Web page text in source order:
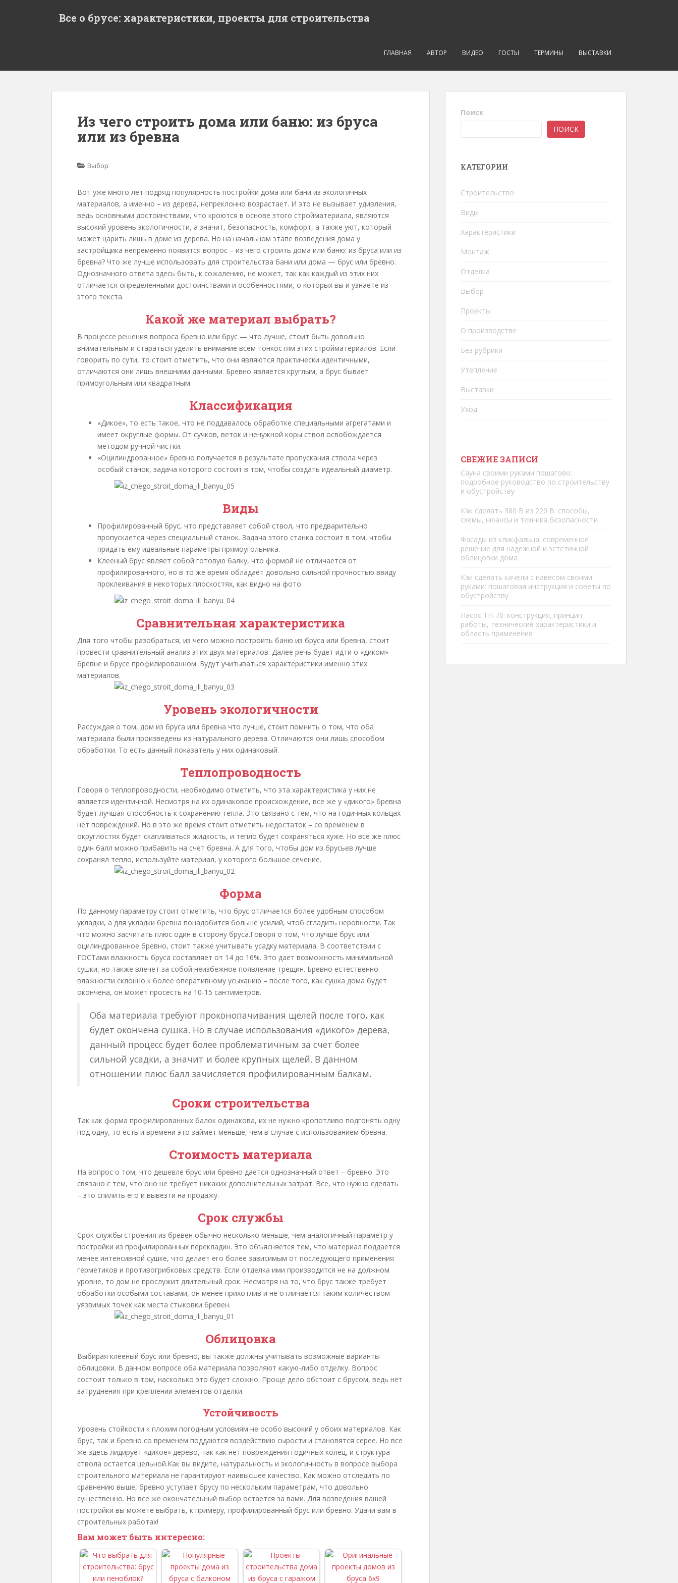
Все о брусе: характеристики, проекты для строительства
ГЛАВНАЯ АВТОР ВИДЕО ГОСТЫ ТЕРМИНЫ ВЫСТАВКИ
Из чего строить дома или баню: из бруса
или из бревна
Выбор
Вот уже много лет подряд популярность постройки дома или бани из экологичных
материалов, а именно – из дерева, непреклонно возрастает. И это не вызывает удивления,
ведь основными достоинствами, что кроются в основе этого стройматериала, являются
высокий уровень экологичности, а значит, безопасность, комфорт, а также уют, который
может царить лишь в доме из дерева. Но на начальном этапе возведения дома у
застройщика непременно появится вопрос – из чего строить дома или баню: из бруса или из
бревна? Что же лучше использовать для строительства бани или дома — брус или бревно.
Однозначного ответа здесь быть, к сожалению, не может, так как каждый из этих них
отличается определенными достоинствами и особенностями, о которых вы и узнаете из
этого текста.
Какой же материал выбрать?
В процессе решения вопроса бревно или брус — что лучше, стоит быть довольно
внимательным и стараться уделить внимание всем тонкостям этих стройматериалов. Если
говорить по сути, то стоит отметить, что они являются практически идентичными,
отличаются они лишь внешними данными. Бревно является круглым, а брус бывает
прямоугольным или квадратным.
Классификация
«Дикое», то есть такое, что не поддавалось обработке специальными агрегатами и
имеет округлые формы. От сучков, веток и ненужной коры ствол освобождается
методом ручной чистки.
«Оцилиндрованное» бревно получается в результате пропускания ствола через
особый станок, задача которого состоит в том, чтобы создать идеальный диаметр.
Виды
Профилированный брус, что представляет собой ствол, что предварительно
пропускается через специальный станок. Задача этого станка состоит в том, чтобы
придать ему идеальные параметры прямоугольника.
Клееный брус являет собой готовую балку, что формой не отличается от
профилированного, но в то же время обладает довольно сильной прочностью ввиду
проклеивания в некоторых плоскостях, как видно на фото.
Сравнительная характеристика
Для того чтобы разобраться, из чего можно построить баню из бруса или бревна, стоит
провести сравнительный анализ этих двух материалов. Далее речь будет идти о «диком»
бревне и брусе профилированном. Будут учитываться характеристики именно этих
материалов.
Уровень экологичности
Рассуждая о том, дом из бруса или бревна что лучше, стоит помнить о том, что оба
материала были произведены из натурального дерева. Отличаются они лишь способом
обработки. То есть данный показатель у них одинаковый.
Теплопроводность
Говоря о теплопроводности, необходимо отметить, что эта характеристика у них не
является идентичной. Несмотря на их одинаковое происхождение, все же у «дикого» бревна
будет лучшая способность к сохранению тепла. Это связано с тем, что на годичных кольцах
нет повреждений. Но в это же время стоит отметить недостаток – со временем в
округлостях будет скапливаться жидкость, и тепло будет сохраняться хуже. Но все же плюс
один балл можно прибавить на счет бревна. А для того, чтобы дом из брусьев лучше
сохранял тепло, используйте материал, у которого большое сечение.
Форма
По данному параметру стоит отметить, что брус отличается более удобным способом
укладки, а для укладки бревна понадобится больше усилий, чтоб сгладить неровности. Так
что можно засчитать плюс один в сторону бруса.Говоря о том, что лучше брус или
оцилиндрованное бревно, стоит также учитывать усадку материала. В соответствии с
ГОСТами влажность бруса составляет от 14 до 16%. Это дает возможность минимальной
сушки, но также влечет за собой неизбежное появление трещин. Бревно естественно
влажности склонно к более оперативному усыханию – после того, как сушка дома будет
окончена, он может просесть на 10-15 сантиметров.
Оба материала требуют проконопачивания щелей после того, как
будет окончена сушка. Но в случае использования «дикого» дерева,
данный процесс будет более проблематичным за счет более
сильной усадки, а значит и более крупных щелей. В данном
отношении плюс балл зачисляется профилированным балкам.
Сроки строительства
Так как форма профилированных балок одинакова, их не нужно кропотливо подгонять одну
под одну, то есть и времени это займет меньше, чем в случае с использованием бревна.
Стоимость материала
На вопрос о том, что дешевле брус или бревно дается однозначный ответ – бревно. Это
связано с тем, что оно не требует никаких дополнительных затрат. Все, что нужно сделать
– это спилить его и вывезти на продажу.
Срок службы
Срок службы строения из бревен обычно несколько меньше, чем аналогичный параметр у
постройки из профилированных перекладин. Это объясняется тем, что материал поддается
менее интенсивной сушке, что делает его более зависимым от последующего применения
герметиков и противогрибковых средств. Если отделка ими производится не на должном
уровне, то дом не прослужит длительный срок. Несмотря на то, что брус также требует
обработки особыми составами, он менее прихотлив и не отличается таким количеством
уязвимых точек как места стыковки бревен.
Облицовка
Выбирая клееный брус или бревно, вы также должны учитывать возможные варианты
облицовки. В данном вопросе оба материала позволяют какую-либо отделку. Вопрос
состоит только в том, насколько это будет сложно. Проще дело обстоит с брусом, ведь нет
затруднения при креплении элементов отделки.
Устойчивость
Уровень стойкости к плохим погодным условиям не особо высокий у обоих материалов. Как
брус, так и бревно со временем поддаются воздействию сырости и становятся серее. Но все
же здесь лидирует «дикое» дерево, так как нет повреждения годичных колец, и структура
ствола остается цельной.Как вы видите, натуральность и экологичность в вопросе выбора
строительного материала не гарантируют наивысшее качество. Как можно отследить по
сравнению выше, бревно уступает брусу по нескольким параметрам, что довольно
существенно. Но все же окончательный выбор остается за вами. Для возведения вашей
постройки вы можете выбрать, к примеру, профилированный брус или бревно. Удачи вам в
строительных работах!
Вам может быть интересно:
Поиск
ПОИСК
КАТЕГОРИИ
Строительство
Виды
Характеристики
Монтаж
Отделка
Выбор
Проекты
О производстве
Без рубрики
Утепление
Выставки
Уход
СВЕЖИЕ ЗАПИСИ
Сауна своими руками пошагово:
подробное руководство по строительству
и обустройству
Как сделать 380 В из 220 В: способы,
схемы, нюансы и техника безопасности
Фасады из кликфальца: современное
решение для надежной и эстетичной
облицовки дома
Как сделать качели с навесом своими
руками: пошаговая инструкция и советы по
обустройству
Насос ТН-70: конструкция, принцип
работы, технические характеристики и
область применения